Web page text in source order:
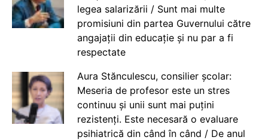
legea salarizării / Sunt mai multe
promisiuni din partea Guvernului către
angajații din educație și nu par a fi
respectate
Aura Stănculescu, consilier școlar:
Meseria de profesor este un stres
continuu și unii sunt mai puțini
rezistenți. Este necesară o evaluare
psihiatrică din când în când / De anul